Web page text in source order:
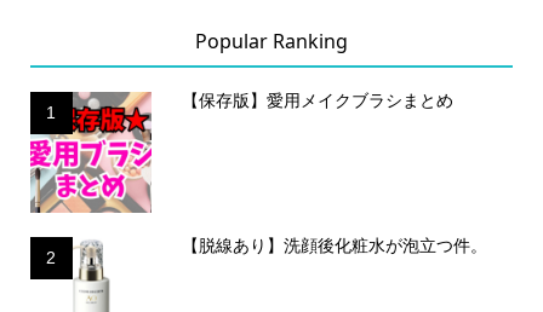
Popular Ranking
1
【保存版】愛用メイクブラシまとめ
2
【脱線あり】洗顔後化粧水が泡立つ件。